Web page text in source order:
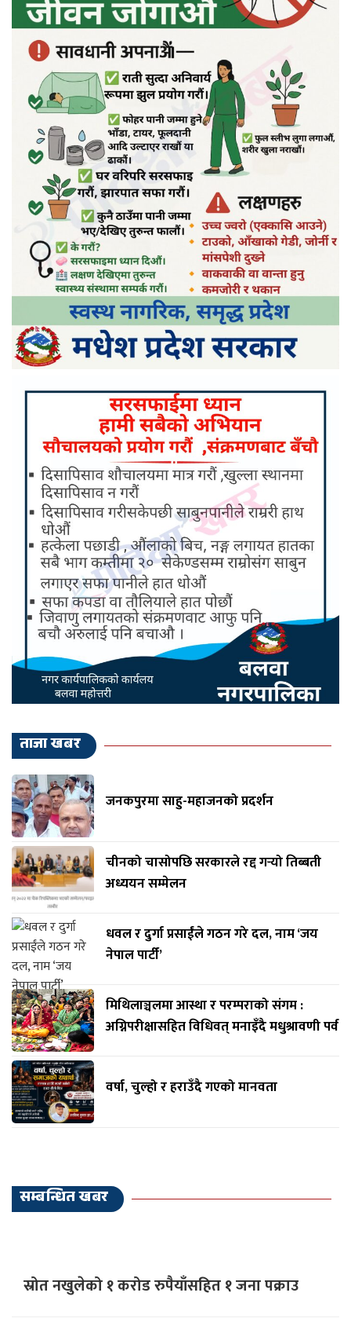
ताजा खबर
जनकपुरमा साहु-महाजनको प्रदर्शन
चीनको चासोपछि सरकारले रद्द गर्‍यो तिब्बती
अध्ययन सम्मेलन
धवल र दुर्गा प्रसाईंले गठन गरे दल, नाम ‘जय
नेपाल पार्टी’
मिथिलाञ्चलमा आस्था र परम्पराको संगम :
अग्निपरीक्षासहित विधिवत् मनाइँदै मधुश्रावणी पर्व
वर्षा, चुल्हो र हराउँदै गएको मानवता
सम्बन्धित खबर
स्रोत नखुलेको १ करोड रुपैयाँसहित १ जना पक्राउ